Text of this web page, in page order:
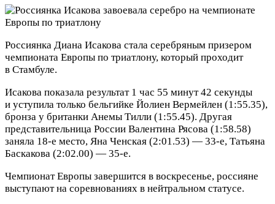
Россиянка Диана Исакова стала серебряным призером
чемпионата Европы по триатлону, который проходит
в Стамбуле.
Исакова показала результат 1 час 55 минут 42 секунды
и уступила только бельгийке Йолиен Вермейлен (1:55.35),
бронза у британки Анемы Тилли (1:55.45). Другая
представительница России Валентина Рясова (1:58.58)
заняла 18‑е место, Яна Ченская (2:01.53) — 33‑е, Татьяна
Баскакова (2:02.00) — 35‑е.
Чемпионат Европы завершится в воскресенье, россияне
выступают на соревнованиях в нейтральном статусе.